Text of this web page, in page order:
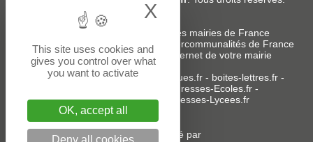
Services :
Liste des adresses e-mails des mairies de France
Liste des adresses e-mails des intercommunalités de France
-Création ou refonte du site internet de votre mairie
Sites partenaires:donneespubliques.fr- boites-lettres.fr-
Adresses-Ecoles.fr -
Adresses-Colleges.fr- Adresses-Lycees.fr
Un service édité par
This site uses cookies and
gives you control over what
you want to activate
OK, accept all
Deny all cookies
X